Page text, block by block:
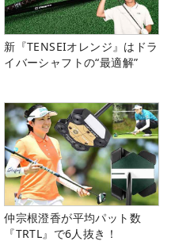
新『TENSEIオレンジ』はドラ
イバーシャフトの“最適解”
仲宗根澄香が平均パット数
『TRTL』で6人抜き！